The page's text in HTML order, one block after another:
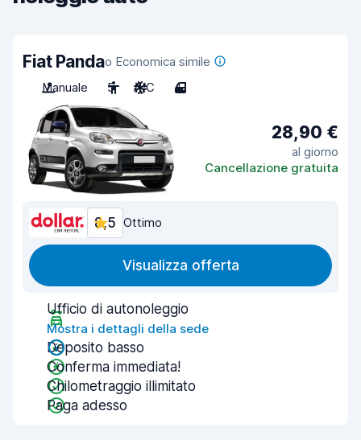
Fiat Pandao Economica simile
Manuale
5 A/C 4
28,90 €
al giorno
Cancellazione gratuita
8,5 Ottimo
Visualizza offerta
Ufficio di autonoleggio
Mostra i dettagli della sede
Deposito basso
Conferma immediata!
Chilometraggio illimitato
Paga adesso